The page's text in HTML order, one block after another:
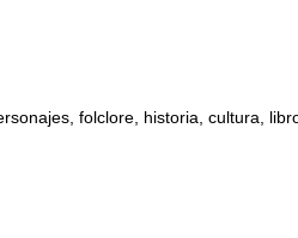
folclore, historia, cultura,